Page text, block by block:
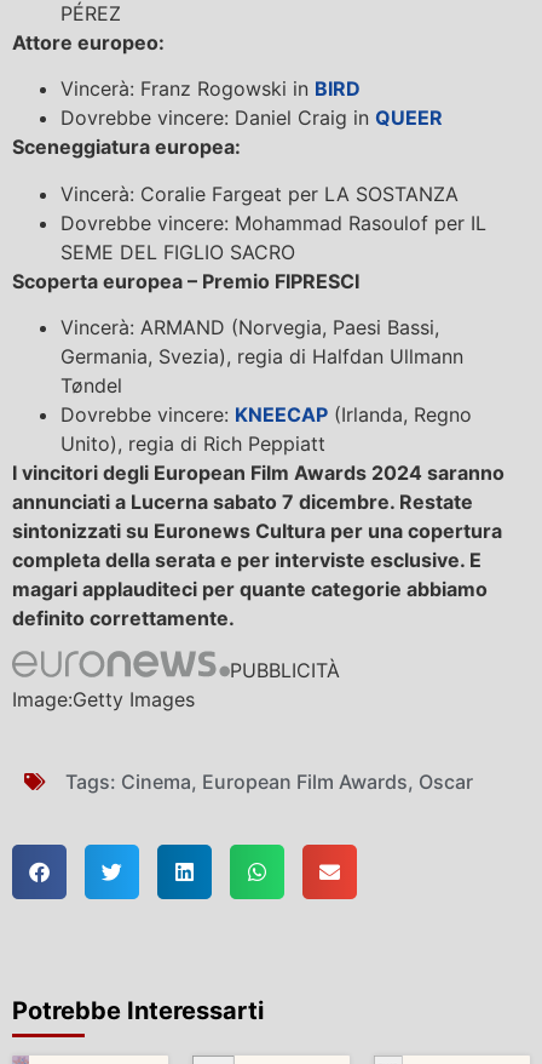
PÉREZ
Attore europeo:
Vincerà: Franz Rogowski in BIRD
Dovrebbe vincere: Daniel Craig in QUEER
Sceneggiatura europea:
Vincerà: Coralie Fargeat per LA SOSTANZA
Dovrebbe vincere: Mohammad Rasoulof per IL
SEME DEL FIGLIO SACRO
Scoperta europea – Premio FIPRESCI
Vincerà: ARMAND (Norvegia, Paesi Bassi,
Germania, Svezia), regia di Halfdan Ullmann
Tøndel
Dovrebbe vincere: KNEECAP (Irlanda, Regno
Unito), regia di Rich Peppiatt
I vincitori degli European Film Awards 2024 saranno
annunciati a Lucerna sabato 7 dicembre. Restate
sintonizzati su Euronews Cultura per una copertura
completa della serata e per interviste esclusive. E
magari applauditeci per quante categorie abbiamo
definito correttamente.
PUBBLICITÀ
Image:Getty Images
Tags: Cinema, European Film Awards, Oscar
Potrebbe Interessarti